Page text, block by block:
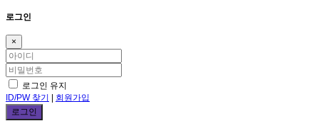
로그인
×
로그인 유지
ID/PW 찾기
회원가입